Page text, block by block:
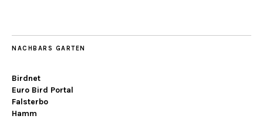
NACHBARS GARTEN
Birdnet
Euro Bird Portal
Falsterbo
Hamm